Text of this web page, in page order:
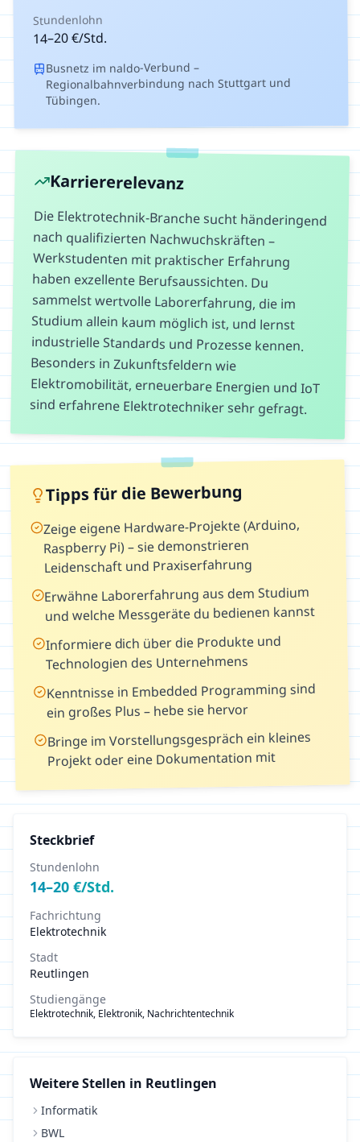
Stundenlohn
14–20€/Std.
Busnetz im naldo-Verbund –
Regionalbahnverbindung nach Stuttgart und
Tübingen.
Karriererelevanz
Die Elektrotechnik-Branche sucht händeringend
nach qualifizierten Nachwuchskräften –
Werkstudenten mit praktischer Erfahrung
haben exzellente Berufsaussichten. Du
sammelst wertvolle Laborerfahrung, die im
Studium allein kaum möglich ist, und lernst
industrielle Standards und Prozesse kennen.
Besonders in Zukunftsfeldern wie
Elektromobilität, erneuerbare Energien und IoT
sind erfahrene Elektrotechniker sehr gefragt.
Tipps für die Bewerbung
Zeige eigene Hardware-Projekte (Arduino,
Raspberry Pi) – sie demonstrieren
Leidenschaft und Praxiserfahrung
Erwähne Laborerfahrung aus dem Studium
und welche Messgeräte du bedienen kannst
Informiere dich über die Produkte und
Technologien des Unternehmens
Kenntnisse in Embedded Programming sind
ein großes Plus – hebe sie hervor
Bringe im Vorstellungsgespräch ein kleines
Projekt oder eine Dokumentation mit
Steckbrief
Stundenlohn
14–20 €/Std.
Fachrichtung
Elektrotechnik
Stadt
Reutlingen
Studiengänge
Elektrotechnik, Elektronik, Nachrichtentechnik
Weitere Stellen in Reutlingen
Informatik
BWL